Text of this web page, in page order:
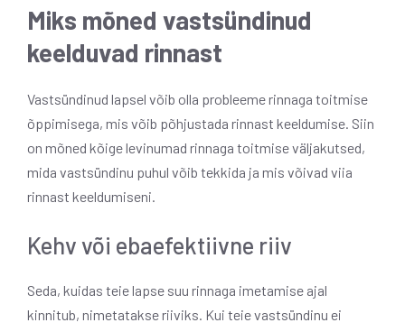
Miks mõned vastsündinud
keelduvad rinnast
Vastsündinud lapsel võib olla probleeme rinnaga toitmise
õppimisega, mis võib põhjustada rinnast keeldumise. Siin
on mõned kõige levinumad rinnaga toitmise väljakutsed,
mida vastsündinu puhul võib tekkida ja mis võivad viia
rinnast keeldumiseni.
Kehv või ebaefektiivne riiv
Seda, kuidas teie lapse suu rinnaga imetamise ajal
kinnitub, nimetatakse riiviks. Kui teie vastsündinu ei